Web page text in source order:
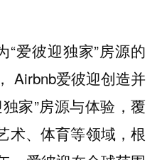
“爱彼迎独家”房源的
Airbnb爱彼迎创造并
家”房源与体验，覆
术、体育等领域，根